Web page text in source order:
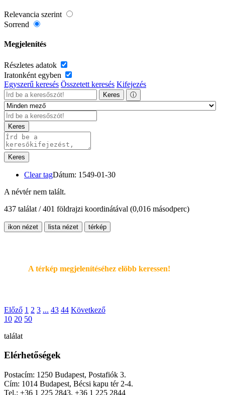
Relevancia szerint
Sorrend
Megjelenítés
Részletes adatok
Iratonként egyben
Egyszerű keresés Összetett keresés Kifejezés
Keres ⓘ
Keres
Keres
Clear tagDátum: 1549-01-30
A névtér nem talált.
437 találat / 401 földrajzi koordinátával (0,016 másodperc)
ikon nézet lista nézet térkép
A térkép megjelenítéséhez elöbb keressen!
Előző 1 2 3 ... 43 44 Következő
10 20 50
találat
Elérhetőségek
Postacím: 1250 Budapest, Postafiók 3.
Cím: 1014 Budapest, Bécsi kapu tér 2-4.
Tel.: +36 1 225 2843, +36 1 225 2844